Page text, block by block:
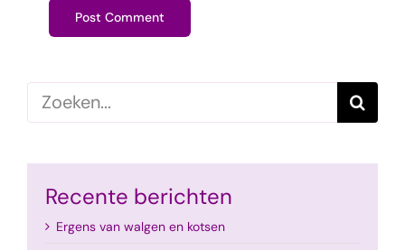
Zoeken
naar:
Recente berichten
Ergens van walgen en kotsen